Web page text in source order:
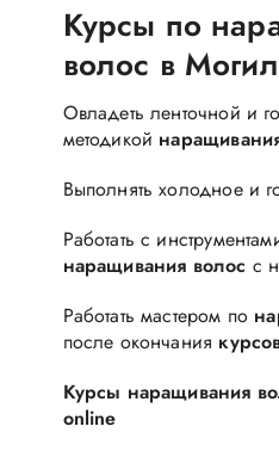
Курсы по
волос в
Овладеть ленточной и
методикой
Выполнять холодное и
Работать с
наращивания волос с
Работать мастером по
после окончания
Курсы наращивания
online